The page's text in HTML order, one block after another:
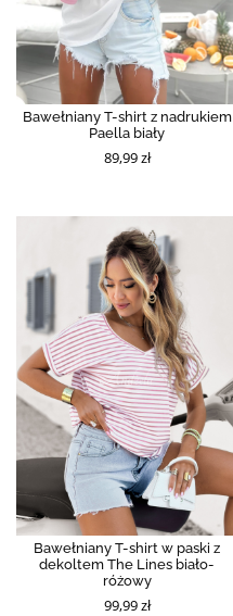
Bawełniany T-shirt z nadrukiem
Paella biały
89,99 zł
Bawełniany T-shirt w paski z
dekoltem The Lines biało-
różowy
99,99 zł